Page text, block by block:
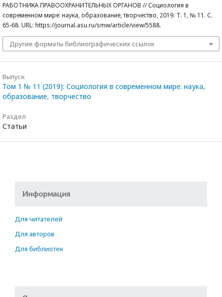
РАБОТНИКА ПРАВООХРАНИТЕЛЬНЫХ ОРГАНОВ // Социология в
современном мире: наука, образование, творчество, 2019. Т. 1, № 11. С.
65-68. URL: https://journal.asu.ru/smw/article/view/5588.
Другие форматы библиографических ссылок
Выпуск
Том 1 № 11 (2019): Социология в современном мире: наука,
образование, творчество
Раздел
Статьи
Информация
Для читателей
Для авторов
Для библиотек